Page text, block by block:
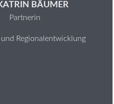
BÄUMER
Partnerin
Regionalentwicklung